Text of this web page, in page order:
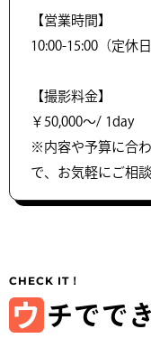
【営業時間】
10:00-15:00（定休
【撮影料金】
￥50,000〜/ 1day
※内容や予算に合
で、お気軽にご相
ウ チでで